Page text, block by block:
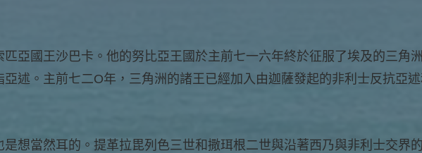
匹亞國王沙巴卡。他的努比亞王國於主前七一六年終於征服了埃及的三角
亞述。主前七二O年，三角洲的諸王已經加入由迦薩發起的非利士反抗亞
是想當然耳的。提革拉毘列色三世和撒珥根二世與沿著西乃與非利士交界